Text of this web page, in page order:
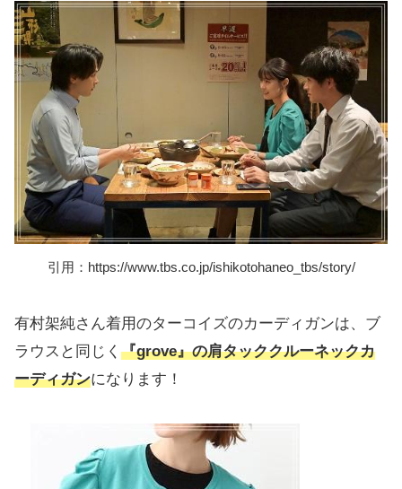
引用：https://www.tbs.co.jp/ishikotohaneo_tbs/story/
有村架純さん着用のターコイズのカーディガンは、ブ
ラウスと同じく 『grove』の肩タッククルーネックカ
ーディガンになります！